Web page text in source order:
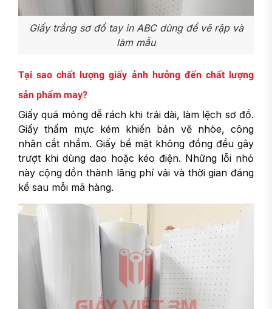
Giấy trắng sơ đồ tay in ABC dùng để vẽ rập và
làm mẫu
Tại sao chất lượng giấy ảnh hưởng đến chất lượng
sản phẩm may?
Giấy quá mỏng dễ rách khi trải dài, làm lệch sơ đồ.
Giấy thấm mực kém khiến bản vẽ nhòe, công
nhân cắt nhầm. Giấy bề mặt không đồng đều gây
trượt khi dùng dao hoặc kéo điện. Những lỗi nhỏ
này cộng dồn thành lãng phí vải và thời gian đáng
kể sau mỗi mã hàng.